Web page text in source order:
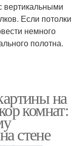
вертикальными
Если потолки
немного
полотна.
на
комнат:
стене